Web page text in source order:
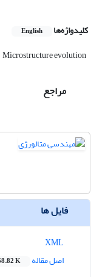
کلیدواژه‌ها English
Microstructure evolution
مراجع
فایل ها
اصل مقاله
K